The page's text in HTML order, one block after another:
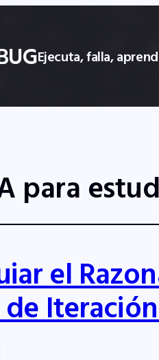
Ejecuta, falla,
para
el
de